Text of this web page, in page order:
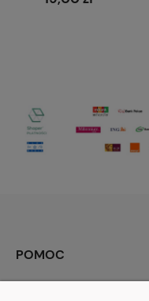
POMOC